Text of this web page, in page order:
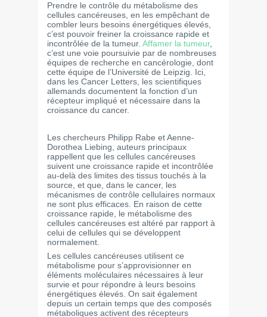
Prendre le contrôle du métabolisme des
cellules cancéreuses, en les empêchant de
combler leurs besoins énergétiques élevés,
c’est pouvoir freiner la croissance rapide et
incontrôlée de la tumeur. Affamer la tumeur,
c’est une voie poursuivie par de nombreuses
équipes de recherche en cancérologie, dont
cette équipe de l’Université de Leipzig. Ici,
dans les Cancer Letters, les scientifiques
allemands documentent la fonction d’un
récepteur impliqué et nécessaire dans la
croissance du cancer.
Les chercheurs Philipp Rabe et Aenne-
Dorothea Liebing, auteurs principaux
rappellent que les cellules cancéreuses
suivent une croissance rapide et incontrôlée
au-delà des limites des tissus touchés à la
source, et que, dans le cancer, les
mécanismes de contrôle cellulaires normaux
ne sont plus efficaces. En raison de cette
croissance rapide, le métabolisme des
cellules cancéreuses est altéré par rapport à
celui de cellules qui se développent
normalement.
Les cellules cancéreuses utilisent ce
métabolisme pour s’approvisionner en
éléments moléculaires nécessaires à leur
survie et pour répondre à leurs besoins
énergétiques élevés. On sait également
depuis un certain temps que des composés
métaboliques activent des récepteurs